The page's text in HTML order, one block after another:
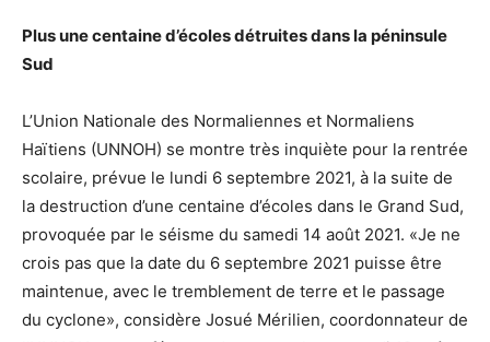
Plus une centaine d’écoles détruites dans la péninsule
Sud
L’Union Nationale des Normaliennes et Normaliens
Haïtiens (UNNOH) se montre très inquiète pour la rentrée
scolaire, prévue le lundi 6 septembre 2021, à la suite de
la destruction d’une centaine d’écoles dans le Grand Sud,
provoquée par le séisme du samedi 14 août 2021. «Je ne
crois pas que la date du 6 septembre 2021 puisse être
maintenue, avec le tremblement de terre et le passage
du cyclone», considère Josué Mérilien, coordonnateur de